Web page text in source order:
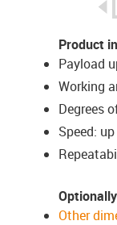
Product
Payload
Working
Degrees
Speed:
Other